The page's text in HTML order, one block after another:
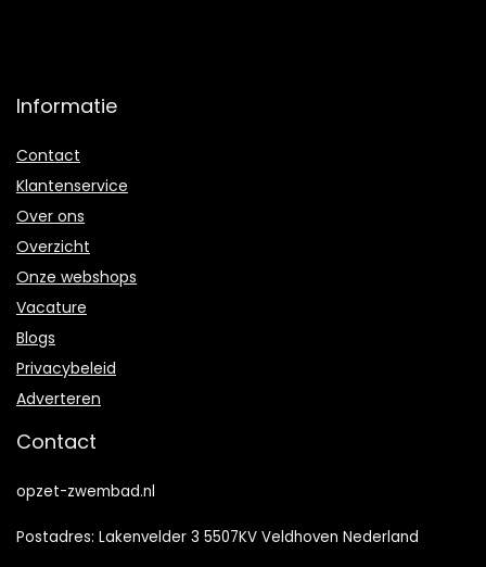
Informatie
Contact
Klantenservice
Over ons
Overzicht
Onze webshops
Vacature
Blogs
Privacybeleid
Adverteren
Contact
opzet-zwembad.nl
Postadres: Lakenvelder 3 5507KV Veldhoven Nederland